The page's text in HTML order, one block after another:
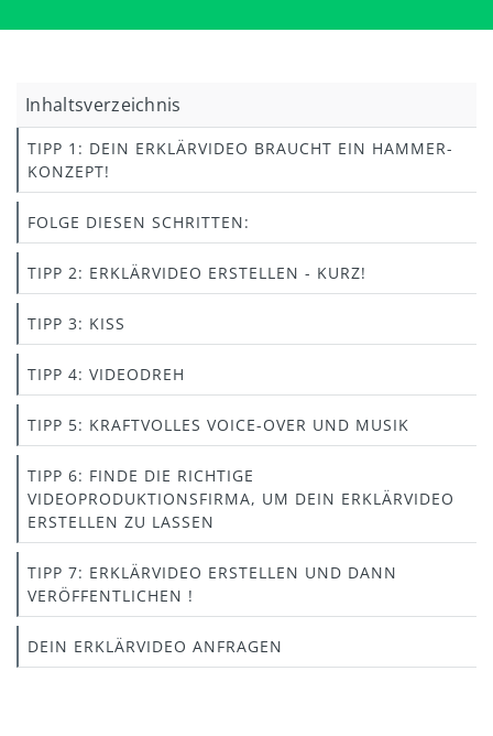
Inhaltsverzeichnis
TIPP 1: DEIN ERKLÄRVIDEO BRAUCHT EIN HAMMER-
KONZEPT!
FOLGE DIESEN SCHRITTEN:
TIPP 2: ERKLÄRVIDEO ERSTELLEN - KURZ!
TIPP 3: KISS
TIPP 4: VIDEODREH
TIPP 5: KRAFTVOLLES VOICE-OVER UND MUSIK
TIPP 6: FINDE DIE RICHTIGE
VIDEOPRODUKTIONSFIRMA, UM DEIN ERKLÄRVIDEO
ERSTELLEN ZU LASSEN
TIPP 7: ERKLÄRVIDEO ERSTELLEN UND DANN
VERÖFFENTLICHEN !
DEIN ERKLÄRVIDEO ANFRAGEN